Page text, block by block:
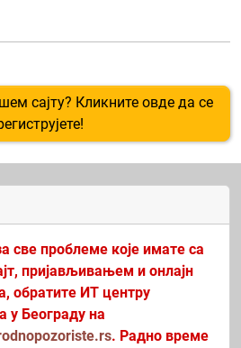
сајту? Кликните овде да се
све проблеме које имате са
пријављивањем и онлајн
обратите ИТ центру
у Београду на
. Радно време